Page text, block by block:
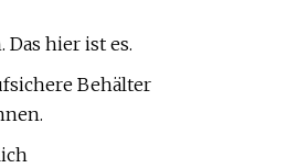
hier ist es.
Behälter